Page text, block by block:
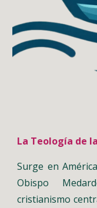
La Teología de
Surge en
Obispo
cristianismo